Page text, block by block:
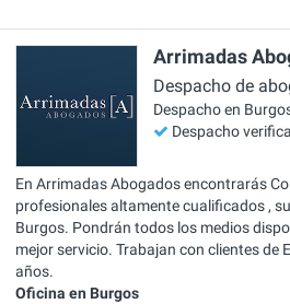
Arrimadas
Despacho de
Despacho en
Despacho
En Arrimadas Abogados encontrarás
profesionales altamente cualificados ,
Burgos. Pondrán todos los medios
mejor servicio. Trabajan con clientes de
años.
Oficina en Burgos